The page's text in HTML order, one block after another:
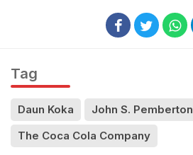
Tag
Daun Koka John S. Pemberton
The Coca Cola Company